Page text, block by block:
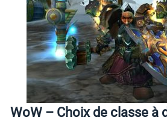
WoW – Choix de classe à